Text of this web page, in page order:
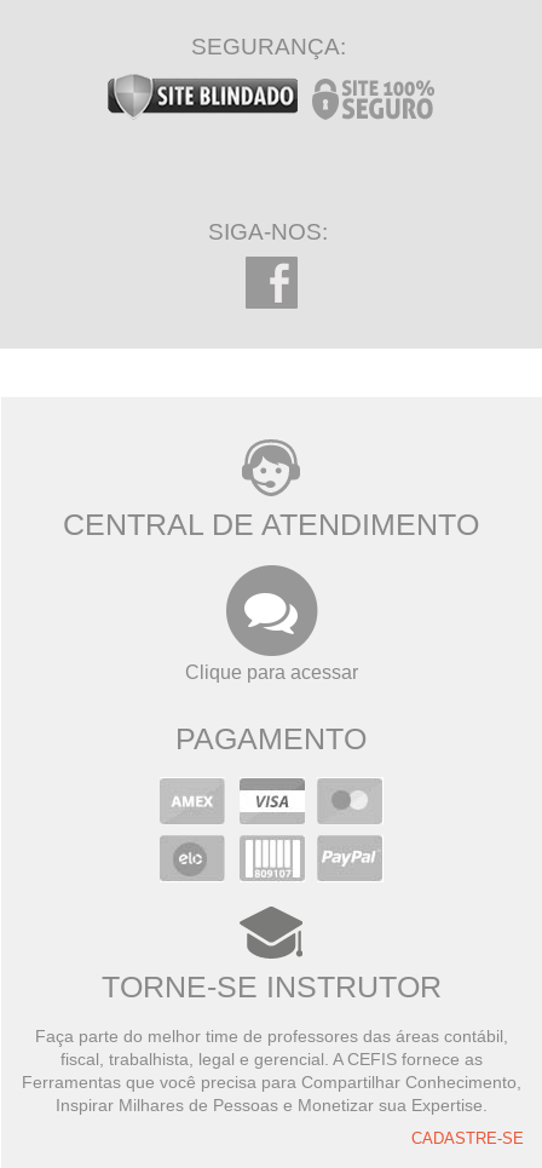
SEGURANÇA:
SIGA-NOS:
CENTRAL DE ATENDIMENTO
Clique para acessar
PAGAMENTO
TORNE-SE INSTRUTOR
Faça parte do melhor time de professores das áreas contábil,
fiscal, trabalhista, legal e gerencial. A CEFIS fornece as
Ferramentas que você precisa para Compartilhar Conhecimento,
Inspirar Milhares de Pessoas e Monetizar sua Expertise.
CADASTRE-SE